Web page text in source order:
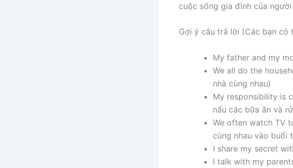
cuộc sống gia đình của
Gợi ý câu trả lời (Các bạn có
My father and my
We all do the
nhà cùng nhau)
My responsibility is
nấu các bữa ăn và
We often watch TV
cùng nhau vào buổi
I share my secret
I talk with my